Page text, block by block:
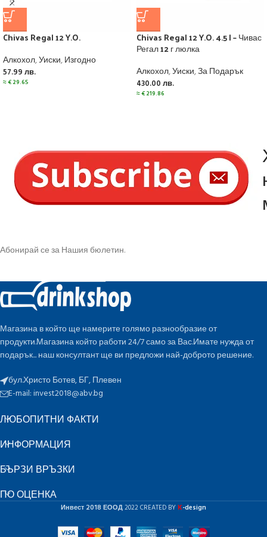
Chivas Regal 12 Y.O.
Алкохол,Уиски,Изгодно
57.99 лв.
≈€29.65
Chivas Regal 12 Y.O. 4.5 l – Чивас
Регал 12 г люлка
Алкохол,Уиски,За Подарък
430.00 лв.
≈€219.86
Абонирай се за Нашия бюлетин.
Магазина в който ще намерите голямо разнообразие от
продукти.Магазина който работи 24/7 само за Вас.Имате нужда от
подарък... наш консултант ще ви предложи най-доброто решение.
бул.Христо Ботев, БГ, Плевен
E-mail:invest2018@abv.bg
ЛЮБОПИТНИ ФАКТИ
ИНФОРМАЦИЯ
БЪРЗИ ВРЪЗКИ
ПО ОЦЕНКА
Инвест 2018 ЕООД2022 CREATED BY K-design